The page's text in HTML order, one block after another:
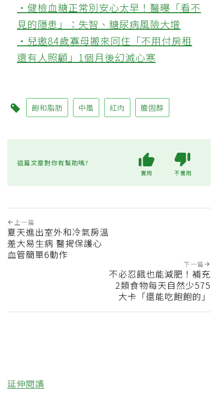
‧健檢血糖正常別安心太早！醫曝「看不
見的隱患」：失智、糖尿病風險大增
‧兒邀84歲寡母搬來同住「不用付房租
還有人照顧」1個月後幻滅心寒
飽和脂肪 中風 紅肉 膽固醇
這篇文章對你有幫助嗎?
實用 不實用
上一篇
夏天進出室外和冷氣房溫
差大易生病 醫揭保護心
血管簡單6動作
下一篇
不必忍餓也能減肥！補充
2類食物每天自然少575
大卡「還能吃飽飽的」
延伸閱讀